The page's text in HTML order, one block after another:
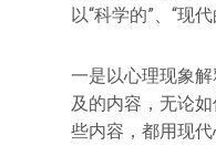
以“科学的”、“现
一是以心理现象
及的内容，无论
些内容，都用现代